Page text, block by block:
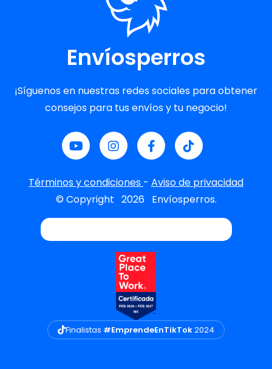
Envíosperros
¡Síguenos en nuestras redes sociales para obtener
consejos para tus envíos y tu negocio!
Términos y condiciones - Aviso de privacidad
© Copyright 2026 Envíosperros.
Finalistas #EmprendeEnTikTok2024